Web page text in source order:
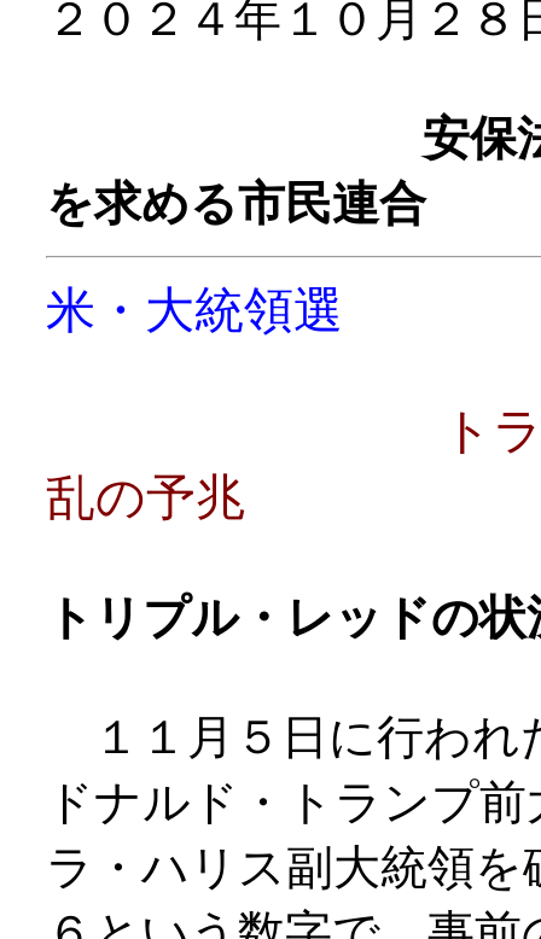
２０２４年１０月２８
安保
を求める市民連合
米・大統領選
ト
乱の予兆
トリプル・レッドの状
１１月５日に行われ
ドナルド・トランプ
ラ・ハリス副大統領